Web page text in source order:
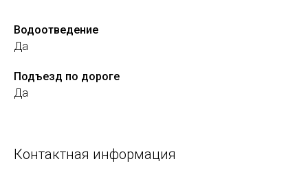
Водоотведение
Да
Подъезд по дороге
Да
Контактная информация